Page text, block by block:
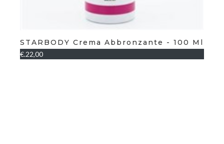
STARBODY Crema Abbronzante - 100 Ml
€.22,00